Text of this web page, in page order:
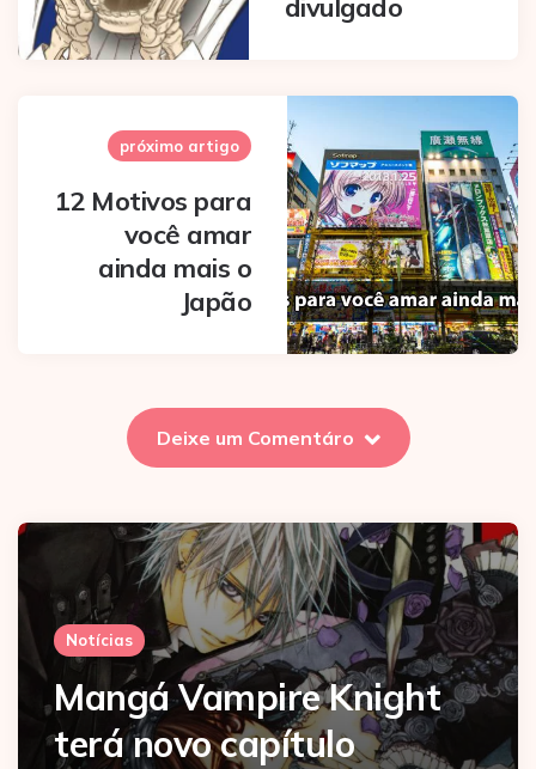
divulgado
próximo artigo
12 Motivos para
você amar
ainda mais o
Japão
Deixe um Comentáro
Notícias
Mangá Vampire Knight
terá novo capítulo